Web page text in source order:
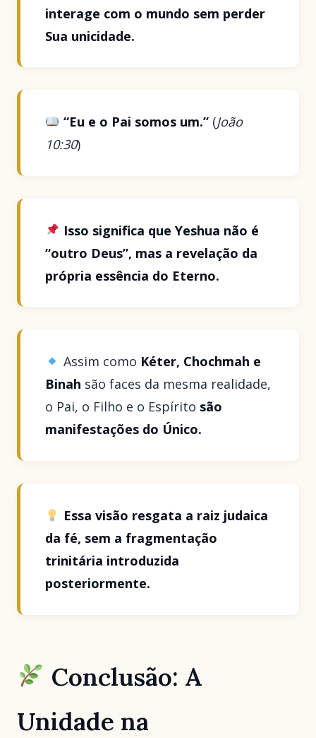
interage com o mundo sem perder
Sua unicidade.
“Eu e o Pai somos um.”(João
10:30)
Isso significa que Yeshua não é
“outro Deus”, mas a revelação da
própria essência do Eterno.
Assim como Kéter, Chochmah e
Binah são faces da mesma realidade,
o Pai, o Filho e o Espírito são
manifestações do Único.
Essa visão resgata a raiz judaica
da fé, sem a fragmentação
trinitária introduzida
posteriormente.
Conclusão: A
Unidade na